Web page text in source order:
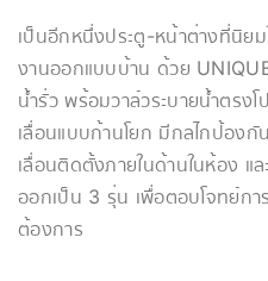
เป็นอีกหนึ่งประตู-หน้าต่างที่นิยม
งานออกแบบบ้าน ด้วย
น้ำรั่ว พร้อมวาล์วระบายน้ำตรง
เลื่อนแบบก้านโยก มีกลไกป้อง
เลื่อนติดตั้งภายในด้านในห้อง แ
ออกเป็น 3 รุ่น เพื่อตอบโจทย์กา
ต้องการ